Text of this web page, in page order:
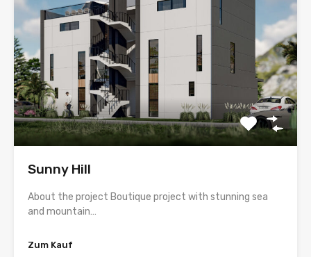
Sunny Hill
About the project Boutique project with stunning sea
and mountain…
Zum Kauf